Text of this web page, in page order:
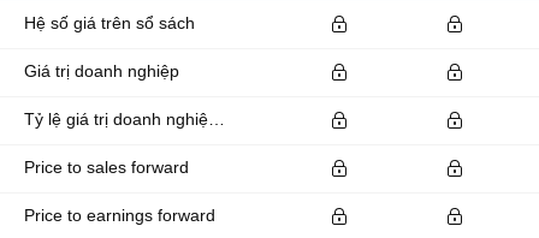
Hệ số giá trên sổ sách
Giá trị doanh nghiệp
Price to sales forward
Price to earnings forward